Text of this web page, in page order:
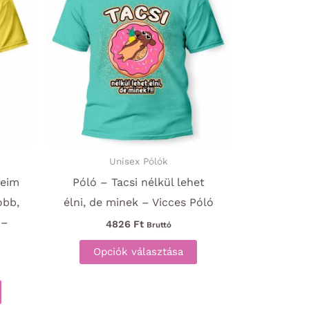
Ennek
a
Unisex Pólók
Póló – Tacsi nélkül lehet
élni, de minek – Vicces Póló
4826 Ft Bruttó
Opciók választása
Ennek
a